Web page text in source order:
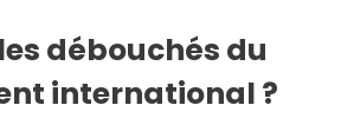
débouchés du
international ?